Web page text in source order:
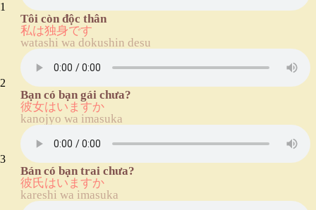
1
Tôi còn độc thân
私は独身です
watashi wa dokushin desu
2
Bạn có bạn gái chưa?
彼女はいますか
kanojyo wa imasuka
3
Bán có bạn trai chưa?
彼氏はいますか
kareshi wa imasuka